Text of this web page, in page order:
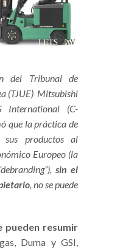
del Tribunal de
(TJUE) Mitsubishi
(C-
que la práctica de
productos al
Europeo (la
sin el
, no se puede
pueden resumir
Duma y GSI,